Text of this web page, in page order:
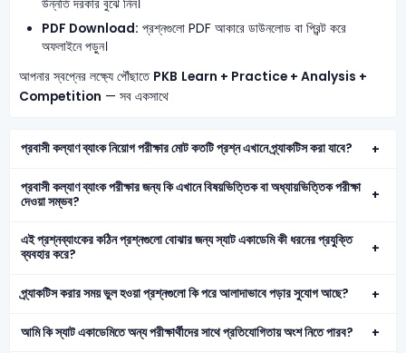
উন্নতি দরকার বুঝে নিন।
PDF Download: প্রশ্নগুলো PDF আকারে ডাউনলোড বা প্রিন্ট করে
অফলাইনে পড়ুন।
আপনার স্বপ্নের লক্ষ্যে পৌঁছাতে PKB Learn + Practice + Analysis +
Competition — সব একসাথে
প্রবাসী কল্যাণ ব্যাংক নিয়োগ পরীক্ষার মোট কতটি প্রশ্ন এখানে প্র্যাকটিস করা যাবে?
প্রবাসী কল্যাণ ব্যাংক পরীক্ষার জন্য কি এখানে বিষয়ভিত্তিক বা অধ্যায়ভিত্তিক পরীক্ষা
দেওয়া সম্ভব?
এই প্রশ্নব্যাংকের কঠিন প্রশ্নগুলো বোঝার জন্য স্যাট একাডেমি কী ধরনের প্রযুক্তি
ব্যবহার করে?
প্র্যাকটিস করার সময় ভুল হওয়া প্রশ্নগুলো কি পরে আলাদাভাবে পড়ার সুযোগ আছে?
আমি কি স্যাট একাডেমিতে অন্য পরীক্ষার্থীদের সাথে প্রতিযোগিতায় অংশ নিতে পারব?